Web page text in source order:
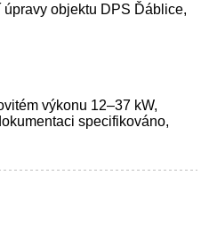
objektu DPS Ďáblice,
výkonu 12–37 kW,
specifikováno,